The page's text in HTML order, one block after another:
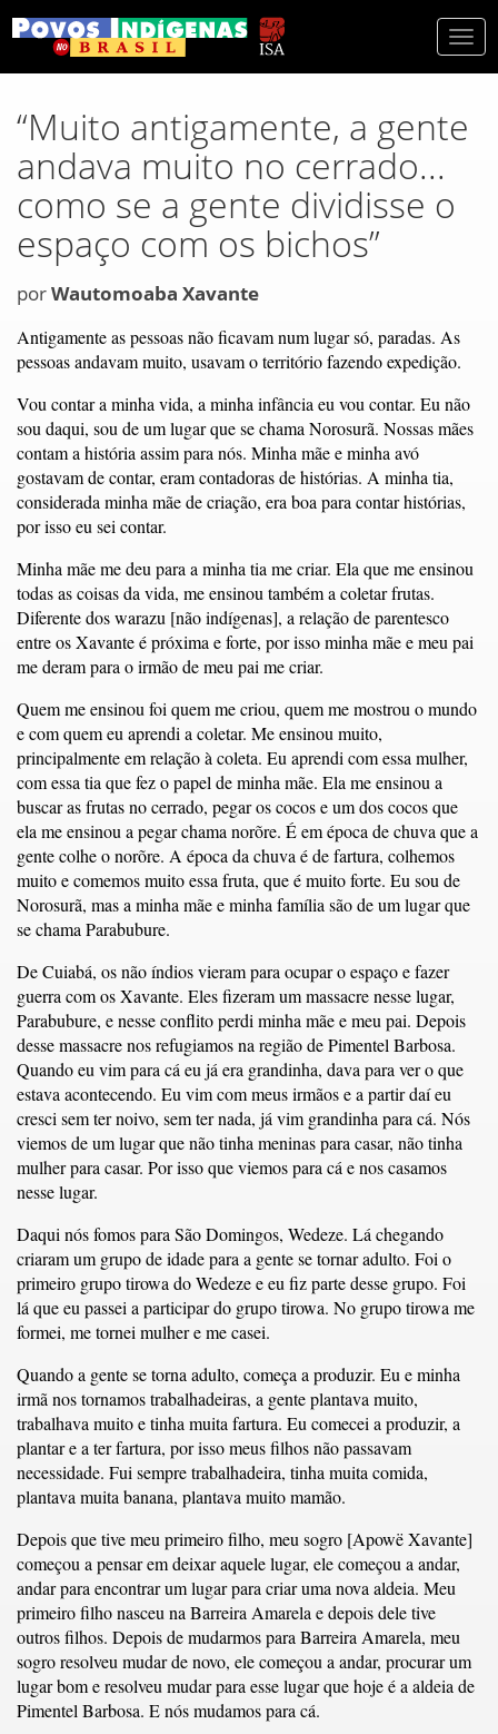
“Muito antigamente, a gente
andava muito no cerrado...
como se a gente dividisse o
espaço com os bichos”
porWautomoaba Xavante
Antigamente as pessoas não ficavam num lugar só, paradas. As
pessoas andavam muito, usavam o território fazendo expedição.
Vou contar a minha vida, a minha infância eu vou contar. Eu não
sou daqui, sou de um lugar que se chama Norosurã. Nossas mães
contam a história assim para nós. Minha mãe e minha avó
gostavam de contar, eram contadoras de histórias. A minha tia,
considerada minha mãe de criação, era boa para contar histórias,
por isso eu sei contar.
Minha mãe me deu para a minha tia me criar. Ela que me ensinou
todas as coisas da vida, me ensinou também a coletar frutas.
Diferente dos warazu [não indígenas], a relação de parentesco
entre os Xavante é próxima e forte, por isso minha mãe e meu pai
me deram para o irmão de meu pai me criar.
Quem me ensinou foi quem me criou, quem me mostrou o mundo
e com quem eu aprendi a coletar. Me ensinou muito,
principalmente em relação à coleta. Eu aprendi com essa mulher,
com essa tia que fez o papel de minha mãe. Ela me ensinou a
buscar as frutas no cerrado, pegar os cocos e um dos cocos que
ela me ensinou a pegar chama norõre. É em época de chuva que a
gente colhe o norõre. A época da chuva é de fartura, colhemos
muito e comemos muito essa fruta, que é muito forte. Eu sou de
Norosurã, mas a minha mãe e minha família são de um lugar que
se chama Parabubure.
De Cuiabá, os não índios vieram para ocupar o espaço e fazer
guerra com os Xavante. Eles fizeram um massacre nesse lugar,
Parabubure, e nesse conflito perdi minha mãe e meu pai. Depois
desse massacre nos refugiamos na região de Pimentel Barbosa.
Quando eu vim para cá eu já era grandinha, dava para ver o que
estava acontecendo. Eu vim com meus irmãos e a partir daí eu
cresci sem ter noivo, sem ter nada, já vim grandinha para cá. Nós
viemos de um lugar que não tinha meninas para casar, não tinha
mulher para casar. Por isso que viemos para cá e nos casamos
nesse lugar.
Daqui nós fomos para São Domingos, Wedeze. Lá chegando
criaram um grupo de idade para a gente se tornar adulto. Foi o
primeiro grupo tirowa do Wedeze e eu fiz parte desse grupo. Foi
lá que eu passei a participar do grupo tirowa. No grupo tirowa me
formei, me tornei mulher e me casei.
Quando a gente se torna adulto, começa a produzir. Eu e minha
irmã nos tornamos trabalhadeiras, a gente plantava muito,
trabalhava muito e tinha muita fartura. Eu comecei a produzir, a
plantar e a ter fartura, por isso meus filhos não passavam
necessidade. Fui sempre trabalhadeira, tinha muita comida,
plantava muita banana, plantava muito mamão.
Depois que tive meu primeiro filho, meu sogro [Apowë Xavante]
começou a pensar em deixar aquele lugar, ele começou a andar,
andar para encontrar um lugar para criar uma nova aldeia. Meu
primeiro filho nasceu na Barreira Amarela e depois dele tive
outros filhos. Depois de mudarmos para Barreira Amarela, meu
sogro resolveu mudar de novo, ele começou a andar, procurar um
lugar bom e resolveu mudar para esse lugar que hoje é a aldeia de
Pimentel Barbosa. E nós mudamos para cá.